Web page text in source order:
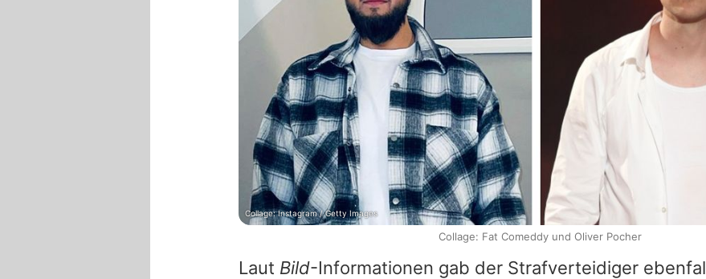
Laut Bild-Informationen gab der Strafverteidiger
Collage: Instagram / Getty Images
Collage: Fat Comeddy und Oliver Pocher